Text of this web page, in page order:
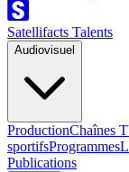
Satellifacts Talents
Audiovisuel
ProductionChaînes
sportifsProgrammes
Publications